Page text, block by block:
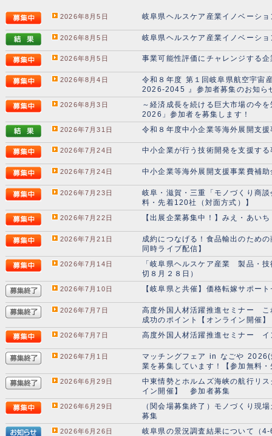
2026年8月5日 岐阜県ヘルスケア産業イノベーシ
2026年8月5日 岐阜県ヘルスケア産業イノベーシ
2026年8月5日 事業可能性評価にチャレンジする
2026年8月4日
令和８年度 第１回岐阜県航空宇宙
2026-2045 』参加者募集のお知ら
2026年8月3日
～経済成長を続ける巨大市場の今
2026」参加者を募集します！
2026年7月31日 令和８年度中小企業等海外展開支
2026年7月24日 中小企業が行う技術開発を支援す
2026年7月24日 中小企業等海外展開支援事業費補
2026年7月23日
岐阜・滋賀・三重「モノづくり商
料・先着120社（対面方式）】
2026年7月22日 【出展企業募集中！】みえ・あい
2026年7月21日
成約につなげる！食品輸出のため
同時ライブ配信】
2026年7月14日
「岐阜県ヘルスケア産業 製品・
切８月２８日）
2026年7月10日 【岐阜県と共催】価格転嫁サポー
2026年7月7日
高度外国人材活躍推進セミナー こ
成功のポイント【オンライン開催】
2026年7月7日 高度外国人材活躍推進セミナー イ
2026年7月1日
マッチングフェア in なごや 2026(
業を募集しています！【参加無料
2026年6月29日
中東情勢とホルムズ海峡の航行リ
イン開催】 参加者募集
2026年6月29日
（関会場募集終了）モノづくり現
募集
2026年6月26日 岐阜県の景況調査結果について（